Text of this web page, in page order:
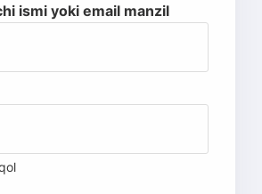
ismi yoki email manzil